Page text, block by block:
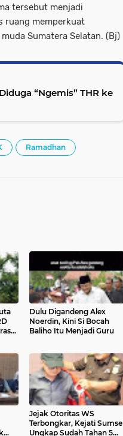
tersebut menjadi
ruang memperkuat
Sumatera Selatan. (Bj)
“Ngemis” THR ke
Ramadhan
Dulu Digandeng Alex
Noerdin, Kini Si Bocah
Baliho Itu Menjadi Guru
Jejak Otoritas WS
Terbongkar, Kejati Sumsel
Ungkap Sudah Tahan 5